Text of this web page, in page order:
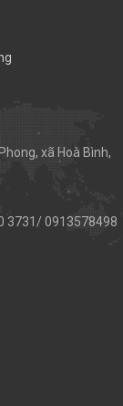
xã Hoà Bình,
3731/ 0913578498